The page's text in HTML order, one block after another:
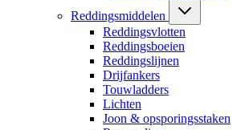
Reddingsmiddelen
Reddingsvlotten
Reddingsboeien
Reddingslijnen
Drijfankers
Touwladders
Lichten
Joon & opsporingsstaken